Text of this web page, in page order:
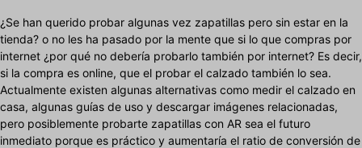
¿Se han querido probar algunas vez zapatillas pero sin estar en la
tienda? o no les ha pasado por la mente que si lo que compras por
internet ¿por qué no debería probarlo también por internet? Es decir,
si la compra es online, que el probar el calzado también lo sea.
Actualmente existen algunas alternativas como medir el calzado en
casa, algunas guías de uso y descargar imágenes relacionadas,
pero posiblemente probarte zapatillas con AR sea el futuro
inmediato porque es práctico y aumentaría el ratio de conversión de